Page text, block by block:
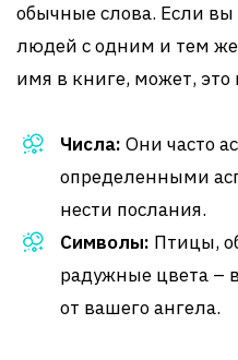
обычные слова. Если
людей с одним и тем
имя в книге, может, это
Числа: Они часто
определенными
нести послания.
Символы: Птицы,
радужные цвета –
от вашего ангела.